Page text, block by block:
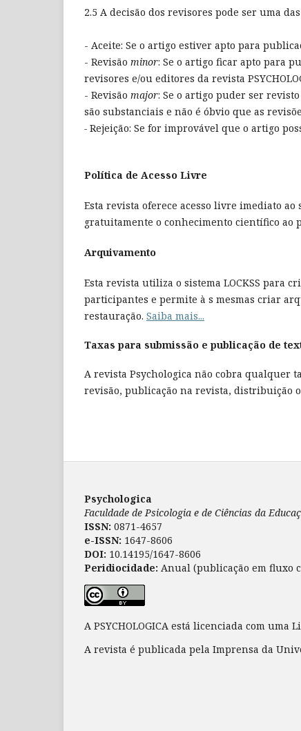
2.5 A decisão dos revisores pode ser uma
- Aceite: Se o artigo estiver apto para
- Revisão minor: Se o artigo ficar apto para
revisores e/ou editores da revista
- Revisão major: Se o artigo puder ser
são substanciais e não é óbvio que as
- Rejeição: Se for improvável que o artigo
Política de Acesso Livre
Esta revista oferece acesso livre imediato
gratuitamente o conhecimento científico ao
Arquivamento
Esta revista utiliza o sistema LOCKSS para
participantes e permite à s mesmas criar
restauração. Saiba mais...
Taxas para submissão e publicação de
A revista Psychologica não cobra qualquer
revisão, publicação na revista, distribuição
Psychologica
Faculdade de Psicologia e de Ciências da
ISSN: 0871-4657
e-ISSN: 1647-8606
DOI: 10.14195/1647-8606
Peridiocidade: Anual (publicação em fluxo
A PSYCHOLOGICA está licenciada com uma
A revista é publicada pela Imprensa da